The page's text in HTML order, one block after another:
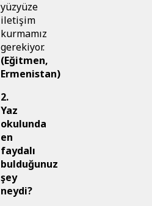
yüzyüze
iletişim
kurmamız
gerekiyor.
(Eğitmen,
Ermenistan)
2.
Yaz
okulunda
en
faydalı
bulduğunuz
şey
neydi?